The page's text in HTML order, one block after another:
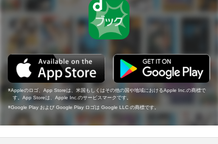
Appleのロゴ、App Storeは、米国もしくはその他の国や地域におけるApple Inc.の商標で
す。App Storeは、Apple Inc.のサービスマークです。
Google Play および Google Play ロゴは Google LLC の商標です。